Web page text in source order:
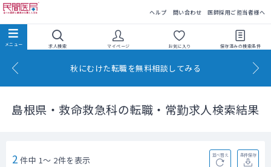
ヘルプ 問い合わせ 医師採用ご担当者様へ
求人検索 マイページ お気に入り 保存済みの検索条件
秋にむけた転職を無料相談してみる
島根県・救命救急科の転職・常勤求人検索結果
2 件中 1～ 2件を表示 並べ替え 条件保存